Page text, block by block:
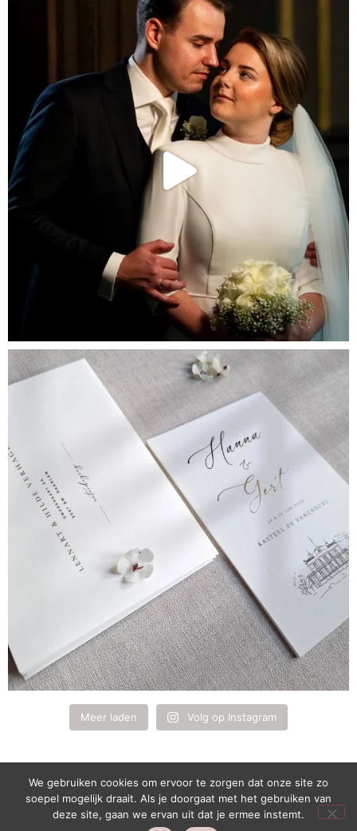
Meer laden Volg op Instagram
We gebruiken cookies om ervoor te zorgen dat onze site zo
soepel mogelijk draait. Als je doorgaat met het gebruiken van
deze site, gaan we ervan uit dat je ermee instemt.
Live chat
1